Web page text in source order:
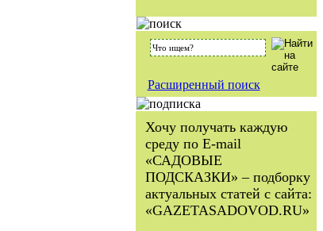
Расширенный поиск
Хочу получать каждую
среду по E-mail
«САДОВЫЕ
ПОДСКАЗКИ» – подборку
актуальных статей с сайта:
«GAZETASADOVOD.RU»